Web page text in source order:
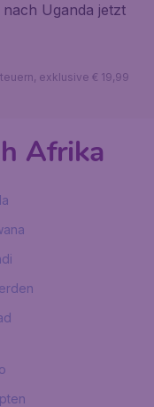
Uganda jetzt
exklusive € 19,99
Afrika